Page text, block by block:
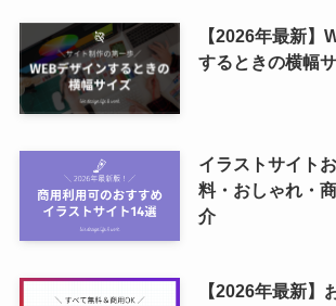
【2026年最新】
するときの横幅
イラストサイト
料・おしゃれ・
介
【2026年最新】